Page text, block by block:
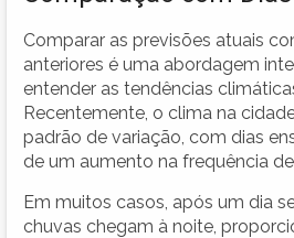
Comparar as previsões atuais
anteriores é uma abordagem
entender as tendências
Recentemente, o clima na
padrão de variação, com dias
de um aumento na frequência
Em muitos casos, após um dia
chuvas chegam à noite,